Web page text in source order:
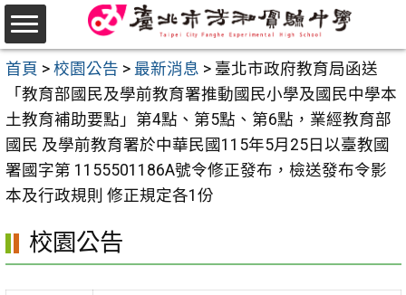
跳
至
主
內
容
區
首頁 > 校園公告 > 最新消息 > 臺北市政府教育局函送
「教育部國民及學前教育署推動國民小學及國民中學本
土教育補助要點」第4點、第5點、第6點，業經教育部
國民 及學前教育署於中華民國115年5月25日以臺教國
署國字第 1155501186A號令修正發布，檢送發布令影
本及行政規則 修正規定各1份
校園公告
選
單